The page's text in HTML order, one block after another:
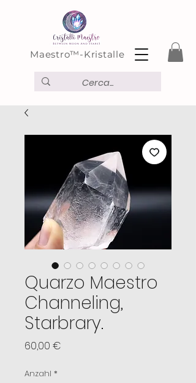
Maestro™-Kristalle
Quarzo Maestro
Channeling,
Starbrary.
60,00 €
Anzahl *